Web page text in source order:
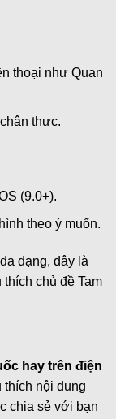
thoại như Quan
thực.
(9.0+).
theo ý muốn.
dạng, đây là
chủ đề Tam
hay trên điện
thích nội dung
chia sẻ với bạn